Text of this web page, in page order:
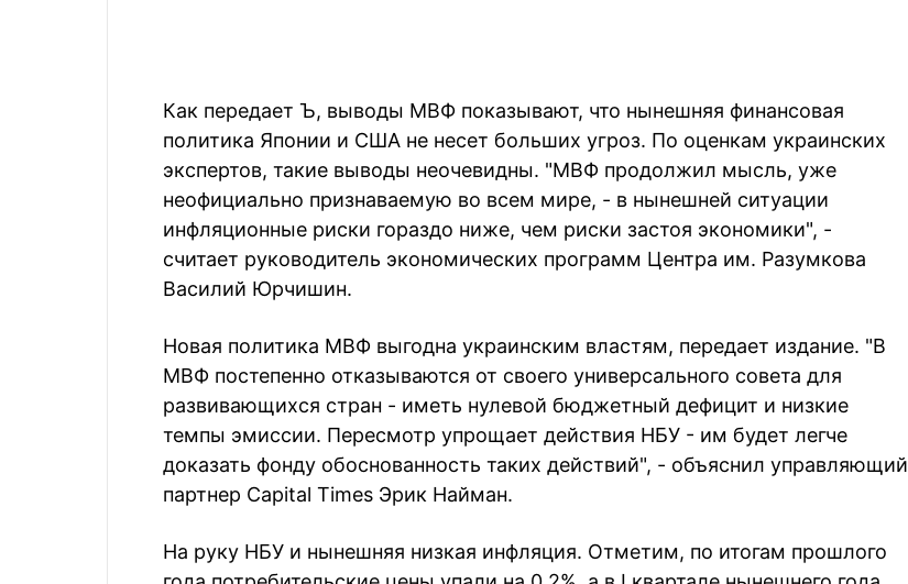
Как передает Ъ, выводы МВФ показывают, что нынешняя финансовая
политика Японии и США не несет больших угроз. По оценкам украинских
экспертов, такие выводы неочевидны. "МВФ продолжил мысль, уже
неофициально признаваемую во всем мире, - в нынешней ситуации
инфляционные риски гораздо ниже, чем риски застоя экономики", -
считает руководитель экономических программ Центра им. Разумкова
Василий Юрчишин.
Новая политика МВФ выгодна украинским властям, передает издание. "В
МВФ постепенно отказываются от своего универсального совета для
развивающихся стран - иметь нулевой бюджетный дефицит и низкие
темпы эмиссии. Пересмотр упрощает действия НБУ - им будет легче
доказать фонду обоснованность таких действий", - объяснил управляющий
партнер Capital Times Эрик Найман.
На руку НБУ и нынешняя низкая инфляция. Отметим, по итогам прошлого